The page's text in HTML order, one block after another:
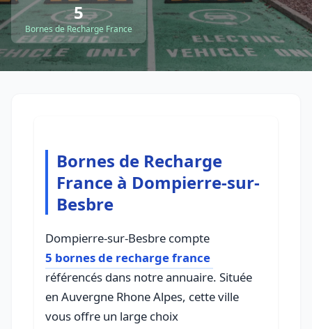
5
Bornes de Recharge France
Bornes de Recharge
France à Dompierre-sur-
Besbre
Dompierre-sur-Besbre compte
5 bornes de recharge france
référencés dans notre annuaire. Située
en Auvergne Rhone Alpes, cette ville
vous offre un large choix